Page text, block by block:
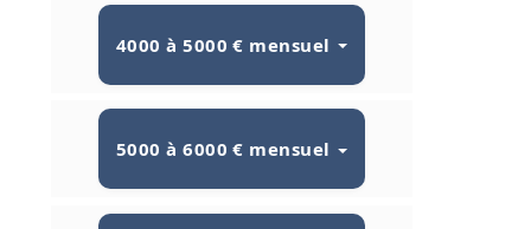
4000 à 5000 € mensuel
5000 à 6000 € mensuel